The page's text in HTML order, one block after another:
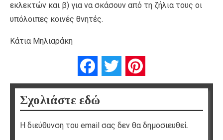
εκλεκτών και β) για να σκάσουν από τη ζήλια τους οι
υπόλοιπες κοινές θνητές.
Κάτια Μηλιαράκη
FacebookTwitter
Σχολιάστε εδώ
Η διεύθυνση του email σας δεν θα δημοσιευθεί.